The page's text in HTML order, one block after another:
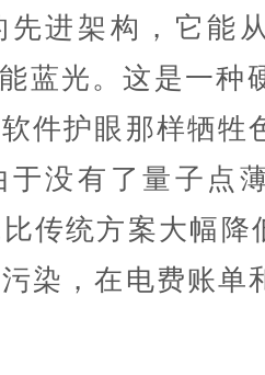
先进架构，它能
蓝光。这是一种
件护眼那样牺牲
于没有了量子点
传统方案大幅降
染，在电费账单